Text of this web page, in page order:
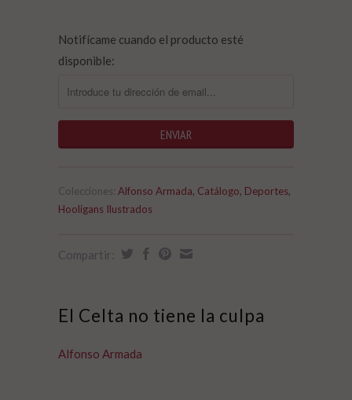
Notifícame cuando el producto esté
disponible:
Colecciones: Alfonso Armada, Catálogo, Deportes,
Hooligans Ilustrados
Compartir:
El Celta no tiene la culpa
Alfonso Armada